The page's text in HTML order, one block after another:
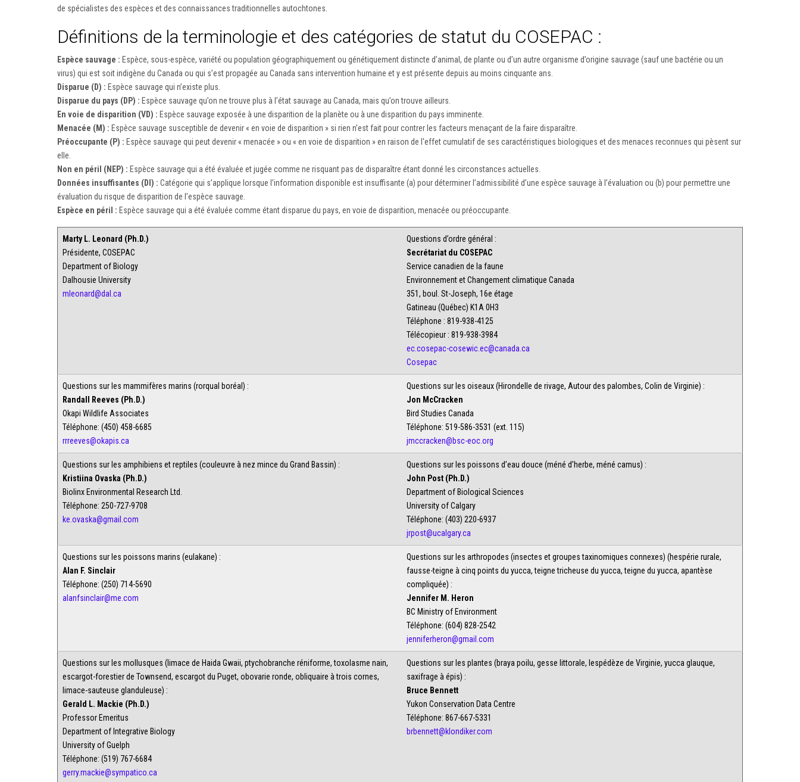
de spécialistes des espèces et des connaissances traditionnelles autochtones.
Définitions de la terminologie et des catégories de statut du COSEPAC :
Espèce sauvage : Espèce, sous-espèce, variété ou population géographiquement ou génétiquement distincte d’animal, de plante ou d’un autre organisme d’origine sauvage (sauf une bactérie ou un
virus) qui est soit indigène du Canada ou qui s’est propagée au Canada sans intervention humaine et y est présente depuis au moins cinquante ans.
Disparue (D) : Espèce sauvage qui n’existe plus.
Disparue du pays (DP) : Espèce sauvage qu’on ne trouve plus à l’état sauvage au Canada, mais qu’on trouve ailleurs.
En voie de disparition (VD) : Espèce sauvage exposée à une disparition de la planète ou à une disparition du pays imminente.
Menacée (M) : Espèce sauvage susceptible de devenir « en voie de disparition » si rien n’est fait pour contrer les facteurs menaçant de la faire disparaître.
Préoccupante (P) : Espèce sauvage qui peut devenir « menacée » ou « en voie de disparition » en raison de l'effet cumulatif de ses caractéristiques biologiques et des menaces reconnues qui pèsent sur
elle.
Non en péril (NEP) : Espèce sauvage qui a été évaluée et jugée comme ne risquant pas de disparaître étant donné les circonstances actuelles.
Données insuffisantes (DI) : Catégorie qui s’applique lorsque l’information disponible est insuffisante (a) pour déterminer l’admissibilité d’une espèce sauvage à l’évaluation ou (b) pour permettre une
évaluation du risque de disparition de l’espèce sauvage.
Espèce en péril : Espèce sauvage qui a été évaluée comme étant disparue du pays, en voie de disparition, menacée ou préoccupante.
Marty L. Leonard (Ph.D.)
Présidente, COSEPAC
Department of Biology
Dalhousie University
mleonard@dal.ca
Questions d’ordre général :
Secrétariat du COSEPAC
Service canadien de la faune
Environnement et Changement climatique Canada
351, boul. St-Joseph, 16e étage
Gatineau (Québec) K1A 0H3
Téléphone : 819-938-4125
Télécopieur : 819-938-3984
ec.cosepac-cosewic.ec@canada.ca
Cosepac
Questions sur les mammifères marins (rorqual boréal) :
Randall Reeves (Ph.D.)
Okapi Wildlife Associates
Téléphone: (450) 458-6685
rrreeves@okapis.ca
Questions sur les oiseaux (Hirondelle de rivage, Autour des palombes, Colin de Virginie) :
Jon McCracken
Bird Studies Canada
Téléphone: 519-586-3531 (ext. 115)
jmccracken@bsc-eoc.org
Questions sur les amphibiens et reptiles (couleuvre à nez mince du Grand Bassin) :
Kristiina Ovaska (Ph.D.)
Biolinx Environmental Research Ltd.
Téléphone: 250-727-9708
ke.ovaska@gmail.com
Questions sur les poissons d’eau douce (méné d’herbe, méné camus) :
John Post (Ph.D.)
Department of Biological Sciences
University of Calgary
Téléphone: (403) 220-6937
jrpost@ucalgary.ca
Questions sur les poissons marins (eulakane) :
Alan F. Sinclair
Téléphone: (250) 714-5690
alanfsinclair@me.com
Questions sur les arthropodes (insectes et groupes taxinomiques connexes) (hespérie rurale,
fausse-teigne à cinq points du yucca, teigne tricheuse du yucca, teigne du yucca, apantèse
compliquée) :
Jennifer M. Heron
BC Ministry of Environment
Téléphone: (604) 828-2542
jenniferheron@gmail.com
Questions sur les mollusques (limace de Haida Gwaii, ptychobranche réniforme, toxolasme nain,
escargot-forestier de Townsend, escargot du Puget, obovarie ronde, obliquaire à trois cornes,
limace-sauteuse glanduleuse) :
Gerald L. Mackie (Ph.D.)
Professor Emeritus
Department of Integrative Biology
University of Guelph
Téléphone: (519) 767-6684
gerry.mackie@sympatico.ca
Questions sur les plantes (braya poilu, gesse littorale, lespédèze de Virginie, yucca glauque,
saxifrage à épis) :
Bruce Bennett
Yukon Conservation Data Centre
Téléphone: 867-667-5331
brbennett@klondiker.com